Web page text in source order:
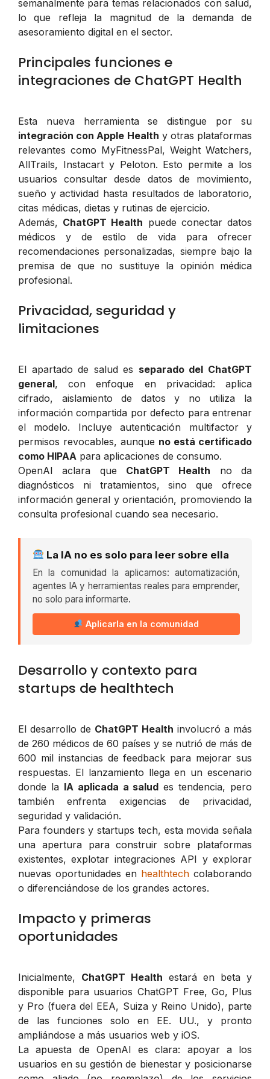
semanalmente para temas relacionados con salud,
lo que refleja la magnitud de la demanda de
asesoramiento digital en el sector.
Principales funciones e
integraciones de ChatGPT Health
Esta nueva herramienta se distingue por su
integración con Apple Health y otras plataformas
relevantes como MyFitnessPal, Weight Watchers,
AllTrails, Instacart y Peloton. Esto permite a los
usuarios consultar desde datos de movimiento,
sueño y actividad hasta resultados de laboratorio,
citas médicas, dietas y rutinas de ejercicio.
Además, ChatGPT Health puede conectar datos
médicos y de estilo de vida para ofrecer
recomendaciones personalizadas, siempre bajo la
premisa de que no sustituye la opinión médica
profesional.
Privacidad, seguridad y
limitaciones
El apartado de salud es separado del ChatGPT
general, con enfoque en privacidad: aplica
cifrado, aislamiento de datos y no utiliza la
información compartida por defecto para entrenar
el modelo. Incluye autenticación multifactor y
permisos revocables, aunque no está certificado
como HIPAA para aplicaciones de consumo.
OpenAI aclara que ChatGPT Health no da
diagnósticos ni tratamientos, sino que ofrece
información general y orientación, promoviendo la
consulta profesional cuando sea necesario.
La IA no es solo para leer sobre ella
En la comunidad la aplicamos: automatización,
agentes IA y herramientas reales para emprender,
no solo para informarte.
Aplicarla en la comunidad
Desarrollo y contexto para
startups de healthtech
El desarrollo de ChatGPT Health involucró a más
de 260 médicos de 60 países y se nutrió de más de
600 mil instancias de feedback para mejorar sus
respuestas. El lanzamiento llega en un escenario
donde la IA aplicada a salud es tendencia, pero
también enfrenta exigencias de privacidad,
seguridad y validación.
Para founders y startups tech, esta movida señala
una apertura para construir sobre plataformas
existentes, explotar integraciones API y explorar
nuevas oportunidades en healthtech colaborando
o diferenciándose de los grandes actores.
Impacto y primeras
oportunidades
Inicialmente, ChatGPT Health estará en beta y
disponible para usuarios ChatGPT Free, Go, Plus
y Pro (fuera del EEA, Suiza y Reino Unido), parte
de las funciones solo en EE. UU., y pronto
ampliándose a más usuarios web y iOS.
La apuesta de OpenAI es clara: apoyar a los
usuarios en su gestión de bienestar y posicionarse